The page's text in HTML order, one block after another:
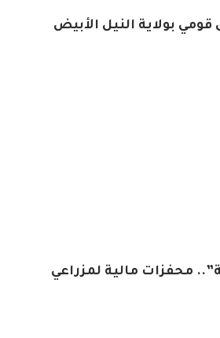
بولاية النيل الأبيض
محفزات مالية لمزراعي